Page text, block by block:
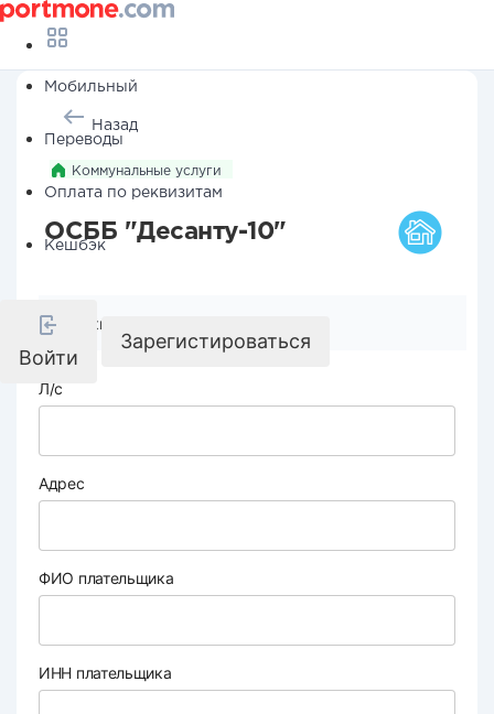
Мобильный
Переводы
Оплата по реквизитам
Кешбэк
Войти
Зарегистироваться
Назад
Коммунальные услуги
ОСББ "Десанту-10"
Реквизиты компании
Л/с
Адрес
ФИО плательщика
ИНН плательщика